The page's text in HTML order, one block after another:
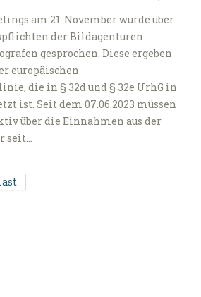
am 21. November wurde über
der Bildagenturen
gesprochen. Diese ergeben
europäischen
die in § 32d und § 32e UrhG in
ist. Seit dem 07.06.2023 müssen
über die Einnahmen aus der
seit…